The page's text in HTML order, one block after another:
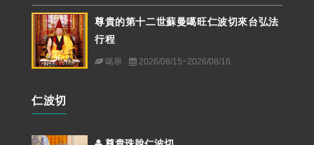
尊貴的第十二世蘇曼噶旺仁波切來台弘法
行程
噶舉 2026/08/15~2026/08/16
仁波切